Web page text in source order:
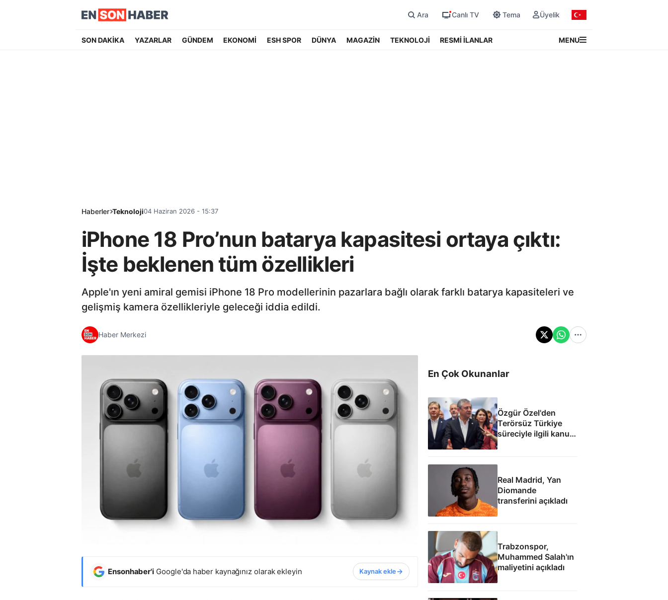
Ara Canlı TV Tema Üyelik
SON DAKİKA YAZARLAR GÜNDEM EKONOMİ ESH SPOR DÜNYA MAGAZİN TEKNOLOJİ RESMİ İLANLAR MENU
Haberler Teknoloji04 Haziran 2026 - 15:37
iPhone 18 Pro’nun batarya kapasitesi ortaya çıktı:
İşte beklenen tüm özellikleri
Apple'ın yeni amiral gemisi iPhone 18 Pro modellerinin pazarlara bağlı olarak farklı batarya kapasiteleri ve
gelişmiş kamera özellikleriyle geleceği iddia edildi.
Haber Merkezi
Ensonhaber'i Google'da haber kaynağınız olarak ekleyin Kaynak ekle
En Çok Okunanlar
Özgür Özel'den
Terörsüz Türkiye
süreciyle ilgili kanun
teklifine: İmza atma
Real Madrid, Yan
Diomande
transferini açıkladı
Trabzonspor,
Muhammed Salah'ın
maliyetini açıkladı